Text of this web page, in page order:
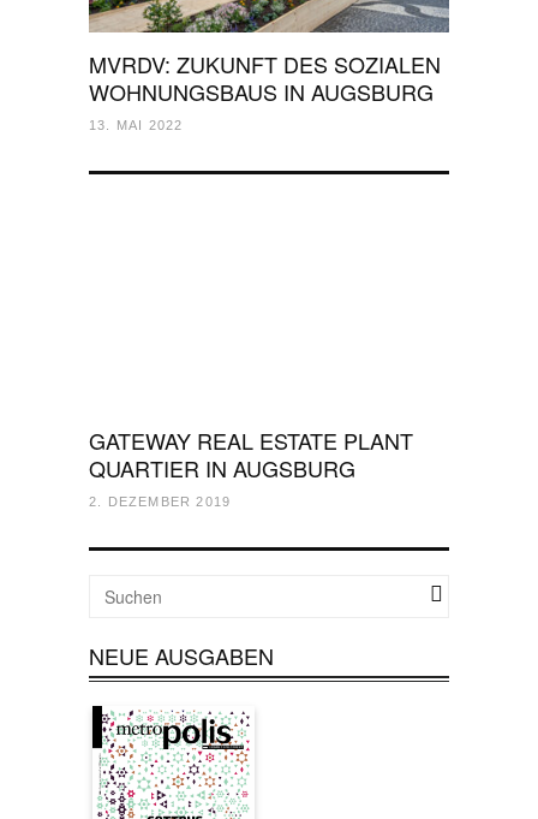
MVRDV: ZUKUNFT DES SOZIALEN
WOHNUNGSBAUS IN AUGSBURG
13. MAI 2022
GATEWAY REAL ESTATE PLANT
QUARTIER IN AUGSBURG
2. DEZEMBER 2019
NEUE AUSGABEN